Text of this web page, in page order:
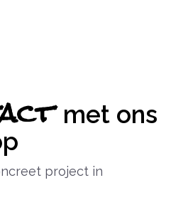
met ons
project in